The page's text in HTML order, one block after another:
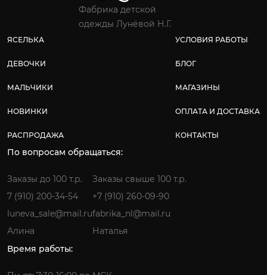
Фабрика детской
одежды Лунёвой Н.Г.
ЯСЕЛЬКА
ДЕВОЧКИ
МАЛЬЧИКИ
НОВИНКИ
РАСПРОДАЖА
УСЛОВИЯ РАБОТЫ
БЛОГ
МАГАЗИНЫ
ОПЛАТА И ДОСТАВКА
КОНТАКТЫ
По вопросам обращаться:
Заказы до 100 т.р.
7 (910) 200-34-54
luneva_sale@mail.ru
Алина
Заказы свыше 100 т.р.
+7 (910) 260-09-90
fabrika_nl@mail.ru
Наталья
Время работы: